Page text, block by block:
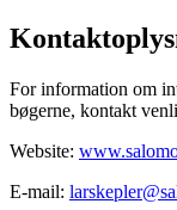
For information om
bøgerne, kontakt
Website:
E-mail: